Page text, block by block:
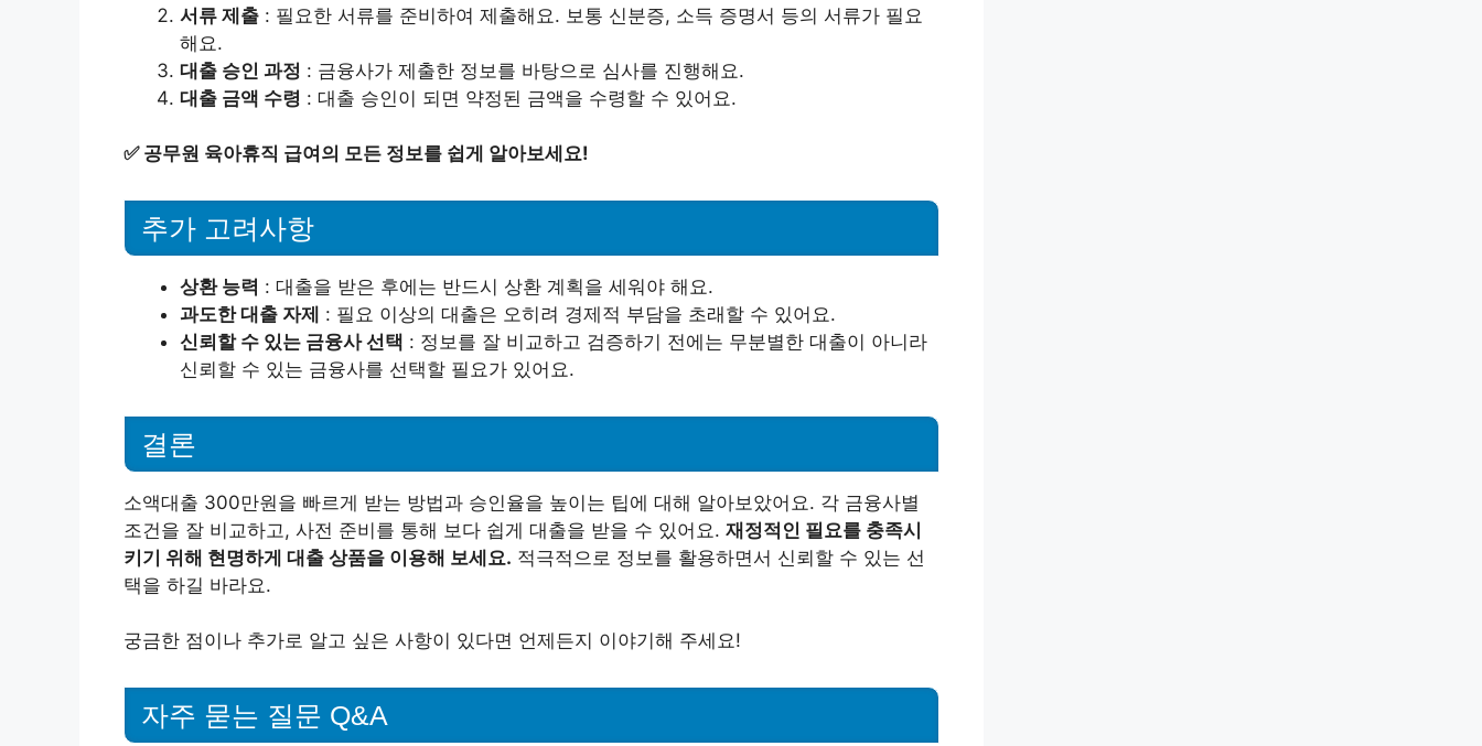
서류 제출 : 필요한 서류를 준비하여 제출해요. 보통 신분증, 소득 증명서 등의 서류가 필요
해요.
대출 승인 과정 : 금융사가 제출한 정보를 바탕으로 심사를 진행해요.
대출 금액 수령 : 대출 승인이 되면 약정된 금액을 수령할 수 있어요.
✅ 공무원 육아휴직 급여의 모든 정보를 쉽게 알아보세요!
추가 고려사항
상환 능력 : 대출을 받은 후에는 반드시 상환 계획을 세워야 해요.
과도한 대출 자제 : 필요 이상의 대출은 오히려 경제적 부담을 초래할 수 있어요.
신뢰할 수 있는 금융사 선택 : 정보를 잘 비교하고 검증하기 전에는 무분별한 대출이 아니라
신뢰할 수 있는 금융사를 선택할 필요가 있어요.
결론
소액대출 300만원을 빠르게 받는 방법과 승인율을 높이는 팁에 대해 알아보았어요. 각 금융사별
조건을 잘 비교하고, 사전 준비를 통해 보다 쉽게 대출을 받을 수 있어요. 재정적인 필요를 충족시
키기 위해 현명하게 대출 상품을 이용해 보세요. 적극적으로 정보를 활용하면서 신뢰할 수 있는 선
택을 하길 바라요.
궁금한 점이나 추가로 알고 싶은 사항이 있다면 언제든지 이야기해 주세요!
자주 묻는 질문 Q&A